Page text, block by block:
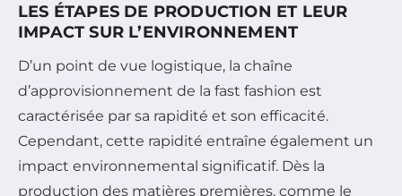
LES ÉTAPES DE PRODUCTION ET LEUR
IMPACT SUR L’ENVIRONNEMENT
D’un point de vue logistique, la chaîne
d’approvisionnement de la fast fashion est
caractérisée par sa rapidité et son efficacité.
Cependant, cette rapidité entraîne également un
impact environnemental significatif. Dès la
production des matières premières, comme le